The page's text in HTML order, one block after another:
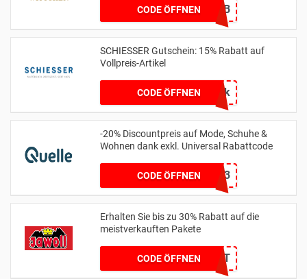
CODE ÖFFNEN666EF2CB
SCHIESSER Gutschein: 15% Rabatt auf
Vollpreis-Artikel
CODE ÖFFNEN6uapk
-20% Discountpreis auf Mode, Schuhe &
Wohnen dank exkl. Universal Rabattcode
CODE ÖFFNEN15013
Erhalten Sie bis zu 30% Rabatt auf die
meistverkauften Pakete
CODE ÖFFNEN
KEIN CODE BENÖTIGT